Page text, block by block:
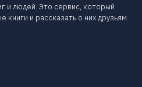
и людей. Это сервис, который
и рассказать о них друзьям.